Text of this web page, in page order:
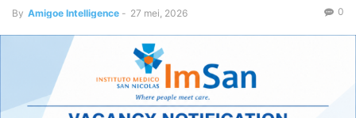
By Amigoe Intelligence - 27 mei, 2026 0